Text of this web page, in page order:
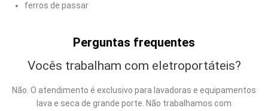
ferros de passar
Perguntas frequentes
Vocês trabalham com eletroportáteis?
Não. O atendimento é exclusivo para lavadoras e equipamentos
lava e seca de grande porte. Não trabalhamos com